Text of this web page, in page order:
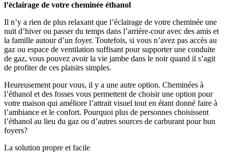
l’éclairage de votre cheminée éthanol
Il n’y a rien de plus relaxant que l’éclairage de votre cheminée une
nuit d’hiver ou passer du temps dans l’arrière-cour avec des amis et
la famille autour d’un foyer. Toutefois, si vous n’avez pas accès au
gaz ou espace de ventilation suffisant pour supporter une conduite
de gaz, vous pouvez avoir la vie jambe dans le noir quand il s’agit
de profiter de ces plaisirs simples.
Heureusement pour vous, il y a une autre option. Cheminées à
l’éthanol et des fosses vous permettent de choisir une option pour
votre maison qui améliore l’attrait visuel tout en étant donné faire à
l’ambiance et le confort. Pourquoi plus de personnes choisissent
l’éthanol au lieu du gaz ou d’autres sources de carburant pour hun
foyers?
La solution propre et facile